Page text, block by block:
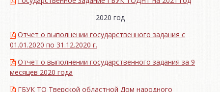
2020 год
Отчет о выполнении государственного задания с
01.01.2020 по 31.12.2020 г.
Отчет о выполнении государственного задания за 9
месяцев 2020 года
ГБУК ТО Тверской областной Дом народного